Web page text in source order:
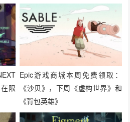
限
Epic游戏商城本周免费领取：
《沙贝》，下周《虚构世界》和
《背包英雄》